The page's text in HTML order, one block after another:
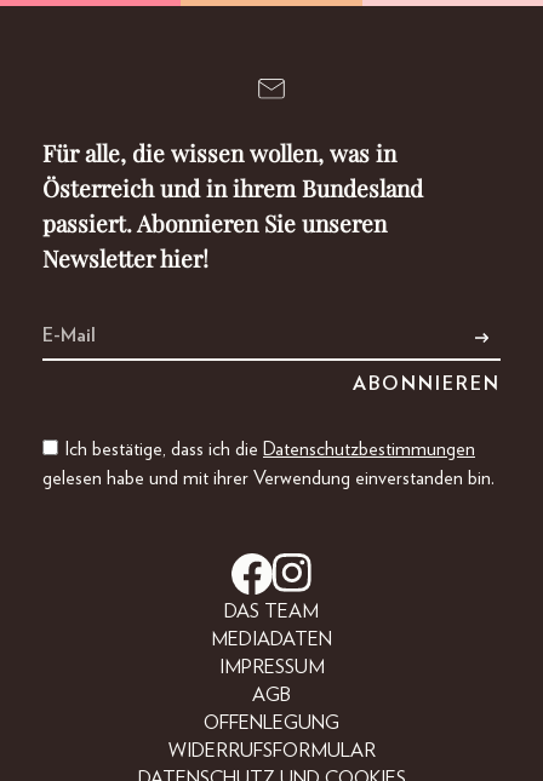
Für alle, die wissen wollen, was in
Österreich und in ihrem Bundesland
passiert. Abonnieren Sie unseren
Newsletter hier!
Ich bestätige, dass ich die Datenschutzbestimmungen
gelesen habe und mit ihrer Verwendung einverstanden bin.
DAS TEAM
MEDIADATEN
IMPRESSUM
AGB
OFFENLEGUNG
WIDERRUFSFORMULAR